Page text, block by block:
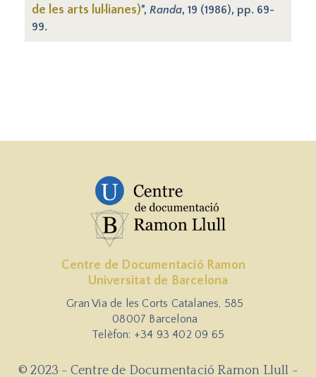
de les arts lul·lianes)”, Randa, 19 (1986), pp. 69-
99.
Centre de Documentació Ramon
Universitat de Barcelona
Gran Via de les Corts Catalanes, 585
08007 Barcelona
Telèfon: +34 93 402 09 65
© 2023 - Centre de Documentació Ramon Llull -